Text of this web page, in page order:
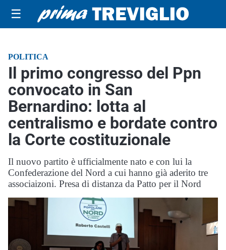
☰
POLITICA
Il primo congresso del Ppn
convocato in San
Bernardino: lotta al
centralismo e bordate contro
la Corte costituzionale
Il nuovo partito è ufficialmente nato e con lui la
Confederazione del Nord a cui hanno già aderito tre
associaizoni. Presa di distanza da Patto per il Nord